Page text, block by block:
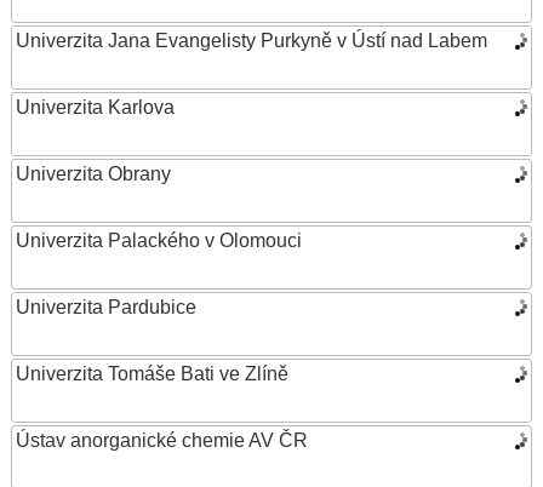
Univerzita Jana Evangelisty Purkyně v Ústí nad Labem
Univerzita Karlova
Univerzita Obrany
Univerzita Palackého v Olomouci
Univerzita Pardubice
Univerzita Tomáše Bati ve Zlíně
Ústav anorganické chemie AV ČR